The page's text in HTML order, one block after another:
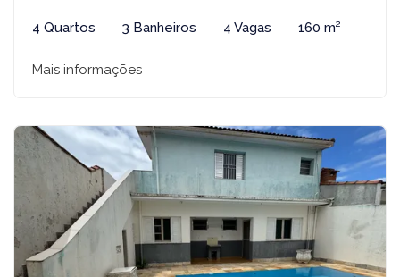
4 Quartos 3 Banheiros 4 Vagas 160 m²
Mais informações